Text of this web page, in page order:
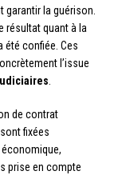
garantir la guérison.
résultat quant à la
été confiée. Ces
l’issue
.
de contrat
fixées
économique,
prise en compte